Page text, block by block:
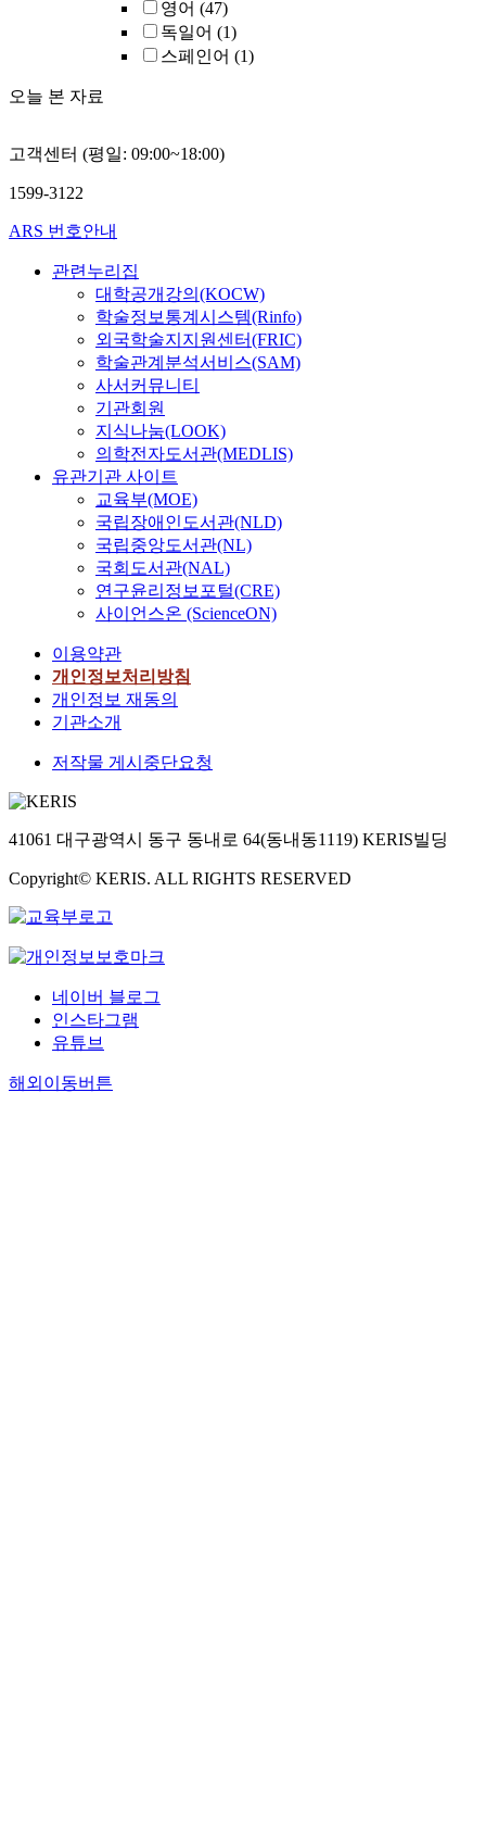
영어 (47)
독일어 (1)
스페인어 (1)
오늘 본 자료
고객센터 (평일: 09:00~18:00)
1599-3122
ARS 번호안내
관련누리집
대학공개강의(KOCW)
학술정보통계시스템(Rinfo)
외국학술지지원센터(FRIC)
학술관계분석서비스(SAM)
사서커뮤니티
기관회원
지식나눔(LOOK)
의학전자도서관(MEDLIS)
유관기관 사이트
교육부(MOE)
국립장애인도서관(NLD)
국립중앙도서관(NL)
국회도서관(NAL)
연구윤리정보포털(CRE)
사이언스온 (ScienceON)
이용약관
개인정보처리방침
개인정보 재동의
기관소개
저작물 게시중단요청
41061 대구광역시 동구 동내로 64(동내동1119) KERIS빌딩
Copyright© KERIS. ALL RIGHTS RESERVED
네이버 블로그
인스타그램
유튜브
해외이동버튼